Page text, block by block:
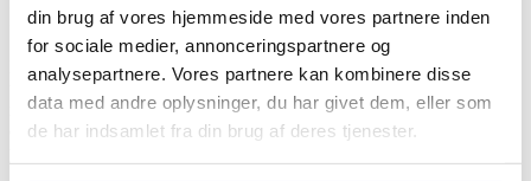
din brug af vores hjemmeside med vores partnere inden
for sociale medier, annonceringspartnere og
analysepartnere. Vores partnere kan kombinere disse
data med andre oplysninger, du har givet dem, eller som
de har indsamlet fra din brug af deres tjenester.
Idrætspsykologi & Personlig Udvikling
Målet med faget er at give den studerende redskaber til personlig
udvikling samt styrke de mekanismer der forbedrer samarbejdet
mellem de studerende og gruppedynamikken generelt. Således vil
den studerende opnå kendskab til målsætningsstrategier, positiv